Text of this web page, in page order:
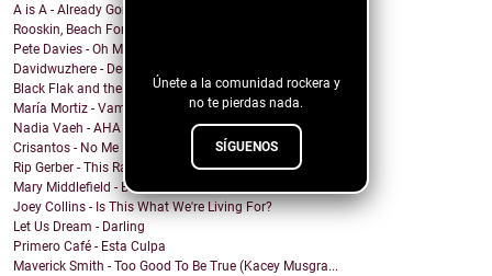
Únete a la comunidad rockera y
no te pierdas nada.
SÍGUENOS
A is A - Already Gone
Rooskin, Beach For Tiger - Forever This Way
Pete Davies - Oh My God
Davidwuzhere - Deuces
Black Flak and the Nightmare Fighters - Depthlight
María Mortiz - Vampiro
Nadia Vaeh - AHA
Crisantos - No Me Digas C****n
Rip Gerber - This Ranch Is My Church
Mary Middlefield - Bite Me
Joey Collins - Is This What We're Living For?
Let Us Dream - Darling
Primero Café - Esta Culpa
Maverick Smith - Too Good To Be True (Kacey Musgra...